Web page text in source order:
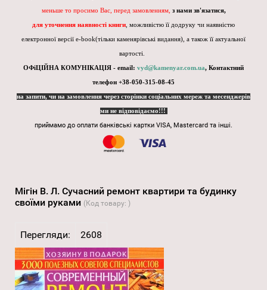
меньше то просимо Вас, перед замовленням, з нами зв'язатися,
для уточнення наявності книги , можливістю її додруку чи наявністю
електронної версії e-book(тільки каменярівські видання), а також її актуальної
вартості.
ОФіЦІЙНА КОМУНІКАЦІЯ - email: vyd@kamenyar.com.ua, Контактний
телефон +38-050-315-08-45
на запити, чи на замовлення через сторінки соціальних мереж та месенджерів
ми не відповідаємо!!!
приймамо до оплати банківські картки VISA, Mastercard та інші.
Мігін В. Л. Сучасний ремонт квартири та будинку
своїми руками (Код товару: )
Перегляди: 2608